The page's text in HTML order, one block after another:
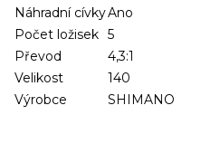
Náhradní cívkyAno
Počet ložisek 5
Převod
4,3:1
Velikost
140
Výrobce
SHIMANO